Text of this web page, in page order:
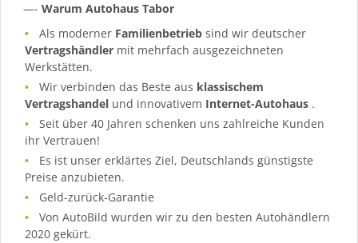
—- Warum Autohaus Tabor
Als moderner Familienbetrieb sind wir deutscher
Vertragshändler mit mehrfach ausgezeichneten
Werkstätten.
Wir verbinden das Beste aus klassischem
Vertragshandel und innovativem Internet-Autohaus .
Seit über 40 Jahren schenken uns zahlreiche Kunden
ihr Vertrauen!
Es ist unser erklärtes Ziel, Deutschlands günstigste
Preise anzubieten.
Geld-zurück-Garantie
Von AutoBild wurden wir zu den besten Autohändlern
2020 gekürt.